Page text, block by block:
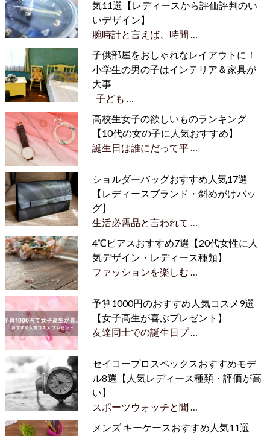
気11選【レディースから評価評判のい
いデザイン】
腕時計と言えば、時間 …
子供部屋をおしゃれなレイアウトに！
小学生の男の子はインテリア＆家具が
大事
子ども …
高校生女子の欲しいものランキング
【10代の女の子に人気おすすめ】
誕生日は誰にだって平 …
ショルダーバッグおすすめ人気17選
【レディースブランド・斜めがけバッ
グ】
生活必需品と言われて …
4℃ピアスおすすめ7選【20代女性に人
気デザイン・レディース種類】
ファッションを楽しむ …
予算1000円のおすすめ人気コスメ9選
【女子高生が喜ぶプレゼント】
友達同士での誕生日プ …
セイコープロスペックスおすすめモデ
ル8選【人気レディース種類・評価が高
い】
スポーツウォッチと聞 …
メンズ キーケースおすすめ人気11選